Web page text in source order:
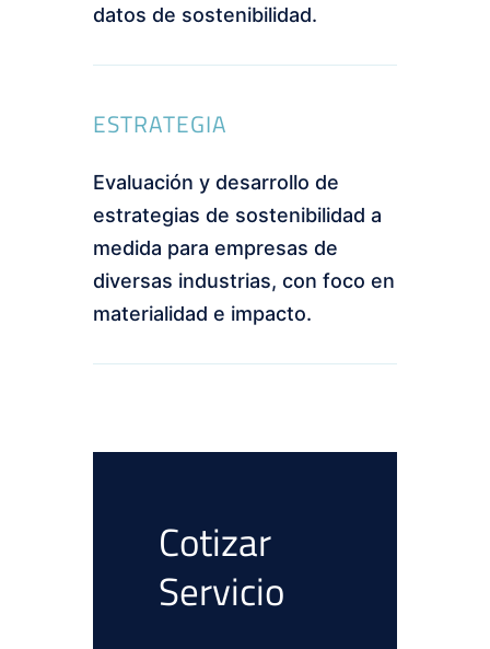
datos de sostenibilidad.
ESTRATEGIA
Evaluación y desarrollo de
estrategias de sostenibilidad a
medida para empresas de
diversas industrias, con foco en
materialidad e impacto.
Cotizar
Servicio